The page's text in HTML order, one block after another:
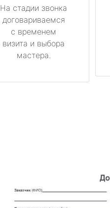
На стадии звонка
договариваемся
с временем
визита и выбора
мастера.